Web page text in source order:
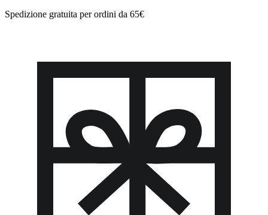
Spedizione gratuita per ordini da 65€